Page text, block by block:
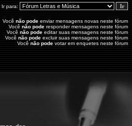
Ir para:
Vocênão pode enviar mensagens novas neste fórum
Vocênão pode responder mensagens neste fórum
Vocênão pode editar suas mensagens neste fórum
Vocênão pode excluir suas mensagens neste fórum
Vocênão pode votar em enquetes neste fórum